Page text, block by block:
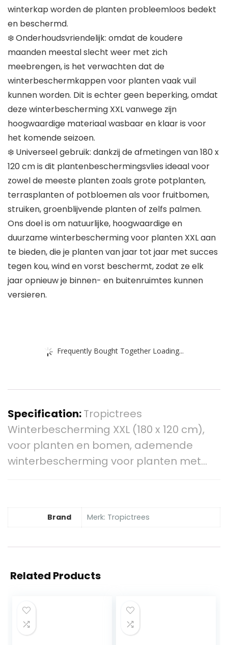
winterkap worden de planten probleemloos bedekt
en beschermd.
❄️ Onderhoudsvriendelijk: omdat de koudere
maanden meestal slecht weer met zich
meebrengen, is het verwachten dat de
winterbeschermkappen voor planten vaak vuil
kunnen worden. Dit is echter geen beperking, omdat
deze winterbescherming XXL vanwege zijn
hoogwaardige materiaal wasbaar en klaar is voor
het komende seizoen.
❄️ Universeel gebruik: dankzij de afmetingen van 180 x
120 cm is dit plantenbeschermingsvlies ideaal voor
zowel de meeste planten zoals grote potplanten,
terrasplanten of potbloemen als voor fruitbomen,
struiken, groenblijvende planten of zelfs palmen.
Ons doel is om natuurlijke, hoogwaardige en
duurzame winterbescherming voor planten XXL aan
te bieden, die je planten van jaar tot jaar met succes
tegen kou, wind en vorst beschermt, zodat ze elk
jaar opnieuw je binnen- en buitenruimtes kunnen
versieren.
Frequently Bought Together Loading...
Specification:Tropictrees
Winterbescherming XXL (180 x 120 cm),
voor planten en bomen, ademende
winterbescherming voor planten met…
Brand Merk: Tropictrees
Related Products